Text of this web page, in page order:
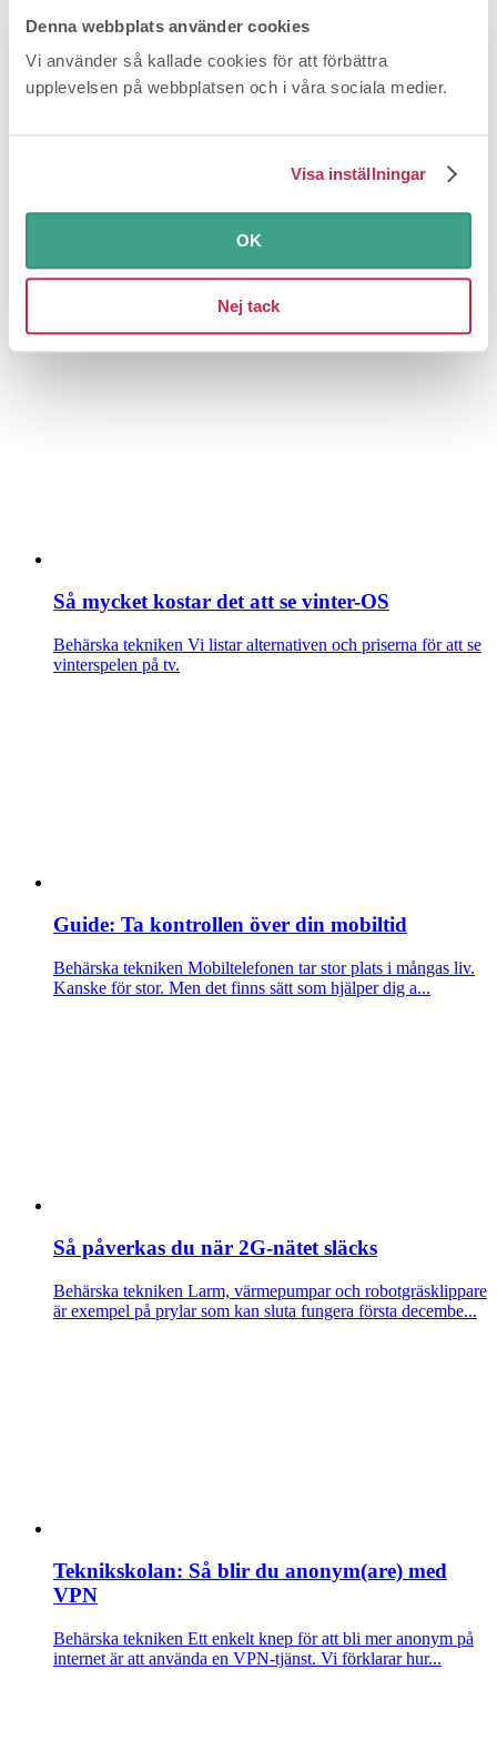
Denna webbplats använder cookies
Vi använder så kallade cookies för att förbättra
upplevelsen på webbplatsen och i våra sociala medier.
Visa inställningar
OK
Nej tack
60 000 mobiler spärras – kan inte ringa
nödsamtal
Det är stor risk att kunden får stå för notan
när PTS dömer ut 60 000 telefoner som inte klarar a...
Så mycket kostar det att se vinter-OS
Behärska tekniken Vi listar alternativen och priserna för att se
vinterspelen på tv.
Guide: Ta kontrollen över din mobiltid
Behärska tekniken Mobiltelefonen tar stor plats i mångas liv.
Kanske för stor. Men det finns sätt som hjälper dig a...
Så påverkas du när 2G-nätet släcks
Behärska tekniken Larm, värmepumpar och robotgräsklippare
är exempel på prylar som kan sluta fungera första decembe...
Teknikskolan: Så blir du anonym(are) med
VPN
Behärska tekniken Ett enkelt knep för att bli mer anonym på
internet är att använda en VPN-tjänst. Vi förklarar hur...